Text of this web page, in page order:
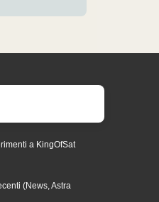
a KingOfSat
(News, Astra